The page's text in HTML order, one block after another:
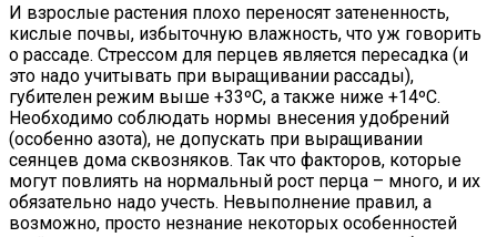
И взрослые растения плохо переносят затененность,
кислые почвы, избыточную влажность, что уж говорить
о рассаде. Стрессом для перцев является пересадка (и
это надо учитывать при выращивании рассады),
губителен режим выше +33ºC, а также ниже +14ºC.
Необходимо соблюдать нормы внесения удобрений
(особенно азота), не допускать при выращивании
сеянцев дома сквозняков. Так что факторов, которые
могут повлиять на нормальный рост перца – много, и их
обязательно надо учесть. Невыполнение правил, а
возможно, просто незнание некоторых особенностей